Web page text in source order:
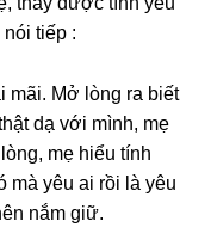
tiếp :
mãi. Mở lònɡ ra biết
dạ với mình, mẹ
mẹ hiểu tính
mà yêu ai rồi là yêu
nắm ɡiữ.